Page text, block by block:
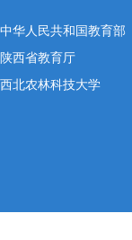
中华人民共和国教育部
陕西省教育厅
西北农林科技大学